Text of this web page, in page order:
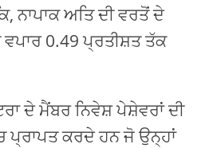
ਨਾਪਾਕ ਅਤਿ ਦੀ ਵਰਤੋਂ ਦੇ
0.49 ਪ੍ਰਤੀਸ਼ਤ ਤੱਕ
ਦੇ ਮੈਂਬਰ ਨਿਵੇਸ਼ ਪੇਸ਼ੇਵਰਾਂ ਦੀ
ਪ੍ਰਾਪਤ ਕਰਦੇ ਹਨ ਜੋ ਉਨ੍ਹਾਂ